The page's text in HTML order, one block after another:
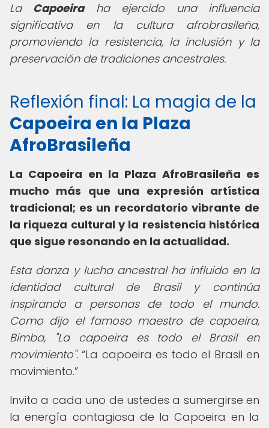
La Capoeiraha ejercido una influencia
significativa en la cultura afrobrasileña,
promoviendo la resistencia, la inclusión y la
preservación de tradiciones ancestrales.
Reflexión final: La magia de la
Capoeira en la Plaza
AfroBrasileña
La Capoeira en la Plaza AfroBrasileña es
mucho más que una expresión artística
tradicional; es un recordatorio vibrante de
la riqueza cultural y la resistencia histórica
que sigue resonando en la actualidad.
Esta danza y lucha ancestral ha influido en la
identidad cultural de Brasil y continúa
inspirando a personas de todo el mundo.
Como dijo el famoso maestro de capoeira,
Bimba, "La capoeira es todo el Brasil en
movimiento". La capoeira es todo el Brasil en
movimiento.
Invito a cada uno de ustedes a sumergirse en
la energía contagiosa de la Capoeira en la